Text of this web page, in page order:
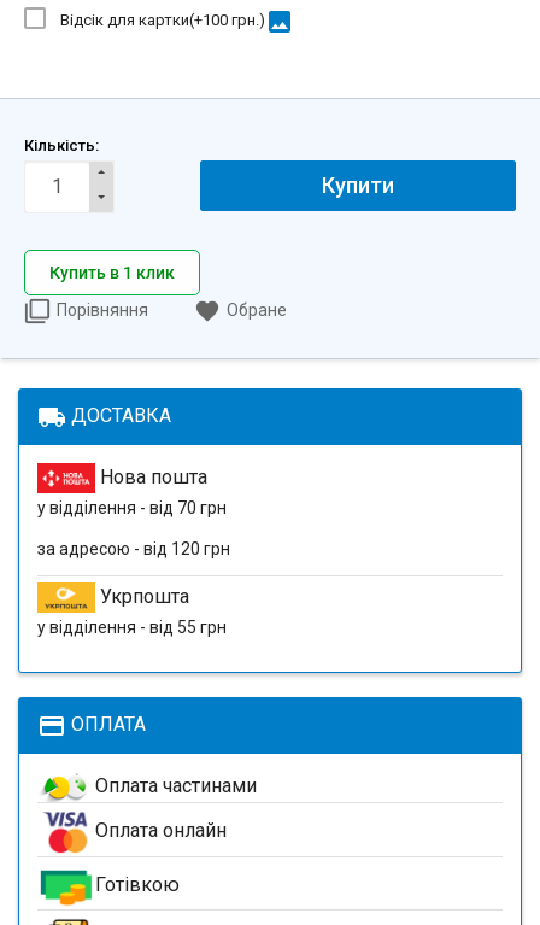
Відсік для картки(+100 грн.) image
Кількість:
Купити
Купить в 1 клик
Порівняння
Обране
local_shipping ДОСТАВКА
Нова пошта
у відділення - від 70 грн
за адресою - від 120 грн
Укрпошта
у відділення - від 55 грн
payment ОПЛАТА
Оплата частинами
Оплата онлайн
Готівкою